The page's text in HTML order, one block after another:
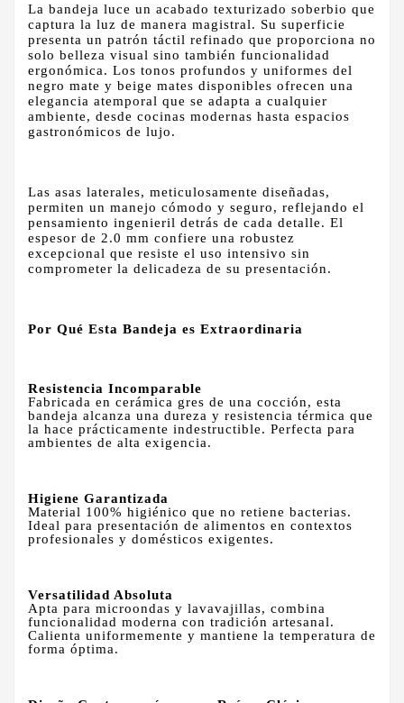
La bandeja luce un acabado texturizado soberbio que
captura la luz de manera magistral. Su superficie
presenta un patrón táctil refinado que proporciona no
solo belleza visual sino también funcionalidad
ergonómica. Los tonos profundos y uniformes del
negro mate y beige mates disponibles ofrecen una
elegancia atemporal que se adapta a cualquier
ambiente, desde cocinas modernas hasta espacios
gastronómicos de lujo.
Las asas laterales, meticulosamente diseñadas,
permiten un manejo cómodo y seguro, reflejando el
pensamiento ingenieril detrás de cada detalle. El
espesor de 2.0 mm confiere una robustez
excepcional que resiste el uso intensivo sin
comprometer la delicadeza de su presentación.
Por Qué Esta Bandeja es Extraordinaria
Resistencia Incomparable
Fabricada en cerámica gres de una cocción, esta
bandeja alcanza una dureza y resistencia térmica que
la hace prácticamente indestructible. Perfecta para
ambientes de alta exigencia.
Higiene Garantizada
Material 100% higiénico que no retiene bacterias.
Ideal para presentación de alimentos en contextos
profesionales y domésticos exigentes.
Versatilidad Absoluta
Apta para microondas y lavavajillas, combina
funcionalidad moderna con tradición artesanal.
Calienta uniformemente y mantiene la temperatura de
forma óptima.